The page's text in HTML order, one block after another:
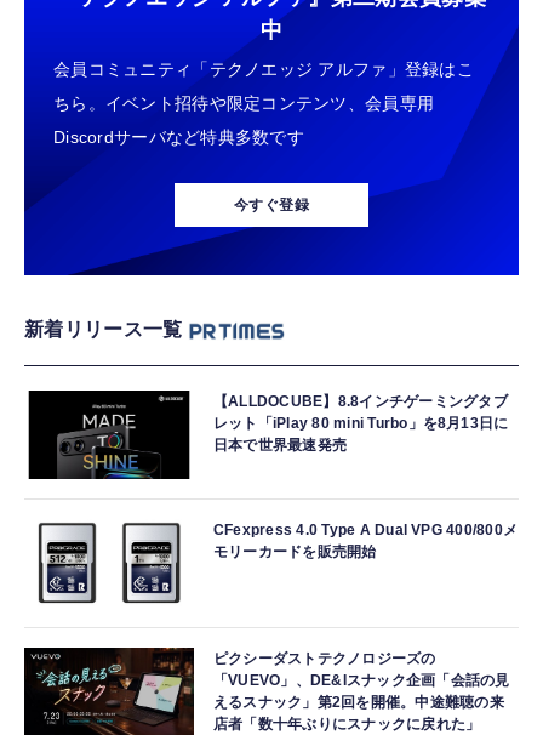
中
会員コミュニティ「テクノエッジ アルファ」登録はこ
ちら。イベント招待や限定コンテンツ、会員専用
Discordサーバなど特典多数です
今すぐ登録
新着リリース一覧
【ALLDOCUBE】8.8インチゲーミングタブ
レット「iPlay 80 mini Turbo」を8月13日に
日本で世界最速発売
CFexpress 4.0 Type A Dual VPG 400/800メ
モリーカードを販売開始
ピクシーダストテクノロジーズの
「VUEVO」、DE&Iスナック企画「会話の見
えるスナック」第2回を開催。中途難聴の来
店者「数十年ぶりにスナックに戻れた」